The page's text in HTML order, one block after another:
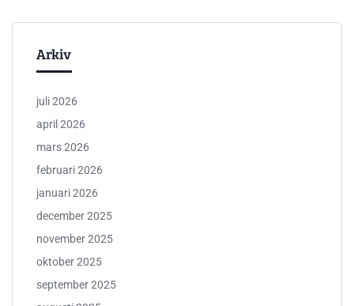
Arkiv
juli 2026
april 2026
mars 2026
februari 2026
januari 2026
december 2025
november 2025
oktober 2025
september 2025